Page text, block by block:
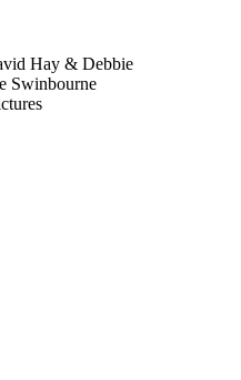
Hay & Debbie
Swinbourne